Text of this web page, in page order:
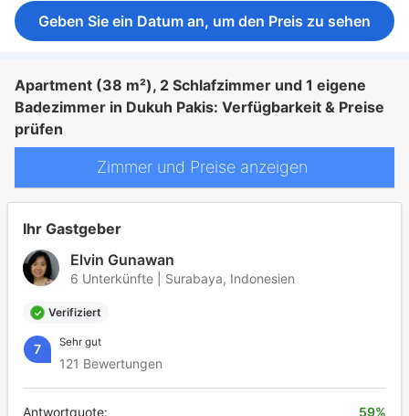
Geben Sie ein Datum an, um den Preis zu sehen
Apartment (38 m²), 2 Schlafzimmer und 1 eigene
Badezimmer in Dukuh Pakis: Verfügbarkeit & Preise
prüfen
Zimmer und Preise anzeigen
Ihr Gastgeber
Elvin Gunawan
6 Unterkünfte | Surabaya, Indonesien
Verifiziert
7 Sehr gut
121 Bewertungen
Antwortquote: 59%